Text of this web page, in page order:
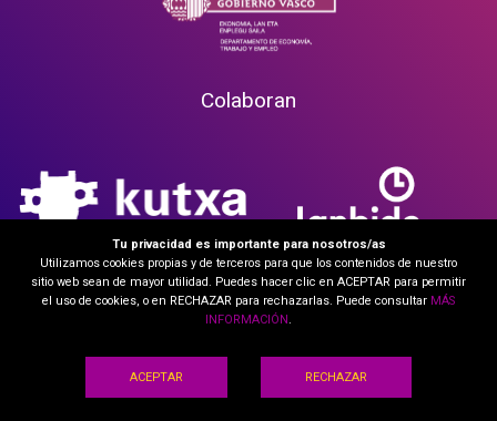
Colaboran
Aviso legal
Tu privacidad es importante para nosotros/as
Utilizamos cookies propias y de terceros para que los contenidos de nuestro
sitio web sean de mayor utilidad. Puedes hacer clic en ACEPTAR para permitir
el uso de cookies, o en RECHAZAR para rechazarlas. Puede consultar MÁS
INFORMACIÓN.
ACEPTAR RECHAZAR